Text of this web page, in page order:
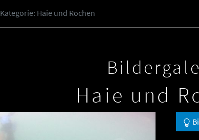
Kategorie: Haie und Rochen
Haie und